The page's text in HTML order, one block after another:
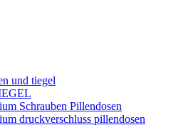
und tiegel
Schrauben Pillendosen
druckverschluss pillendosen